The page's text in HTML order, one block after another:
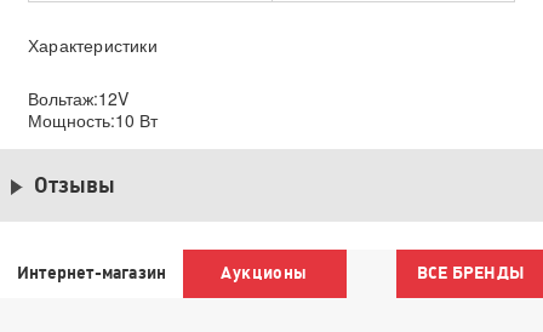
Характеристики
Вольтаж:12V
Мощность:10 Вт
Отзывы
Интернет-магазин Аукционы ВСЕ БРЕНДЫ